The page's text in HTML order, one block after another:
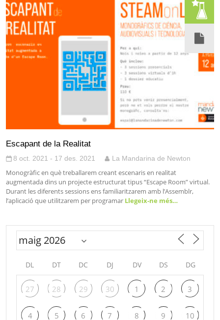
Escapant de la Realitat
8 oct. 2021 - 17 des. 2021 La Mandarina de Newton
Monogràfic en què treballarem creant escenaris en realitat
augmentada dins un projecte estructurat tipus “Escape Room” virtual.
Durant les diferents sessions ens familiaritzarem amb l’Assemblr,
l’aplicació que utilitzarem per programar Llegeix-ne més…
DL DT DC DJ DV DS DG
27 28 29 30 1 2 3
4 5 6 7 8 9 10